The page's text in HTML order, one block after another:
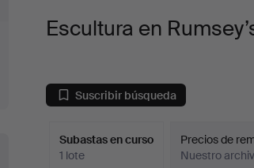
Escultura en
Suscribir búsqueda
Subastas en curso
1 lote
Precios de
Nuestro